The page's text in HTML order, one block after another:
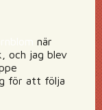
när
och jag blev
för att följa